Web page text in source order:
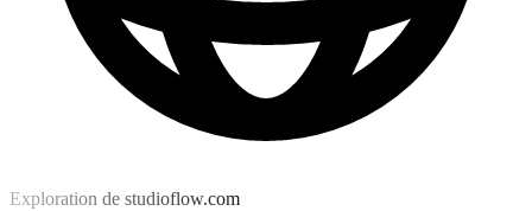
Exploration de studioflow.com